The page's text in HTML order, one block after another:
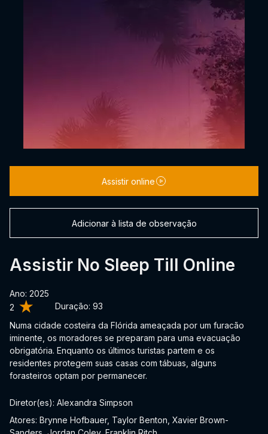
2 Duração: 93
Assistir No Sleep Till Online
Ano: 2025
Numa cidade costeira da Flórida ameaçada por um furacão
iminente, os moradores se preparam para uma evacuação
obrigatória. Enquanto os últimos turistas partem e os
residentes protegem suas casas com tábuas, alguns
forasteiros optam por permanecer.
Assistir online
Adicionar à lista de observação
Diretor(es): Alexandra Simpson
Atores: Brynne Hofbauer, Taylor Benton, Xavier Brown-